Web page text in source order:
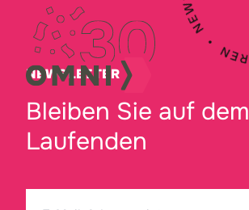
NEWSLETTER
Bleiben Sie auf dem
Laufenden